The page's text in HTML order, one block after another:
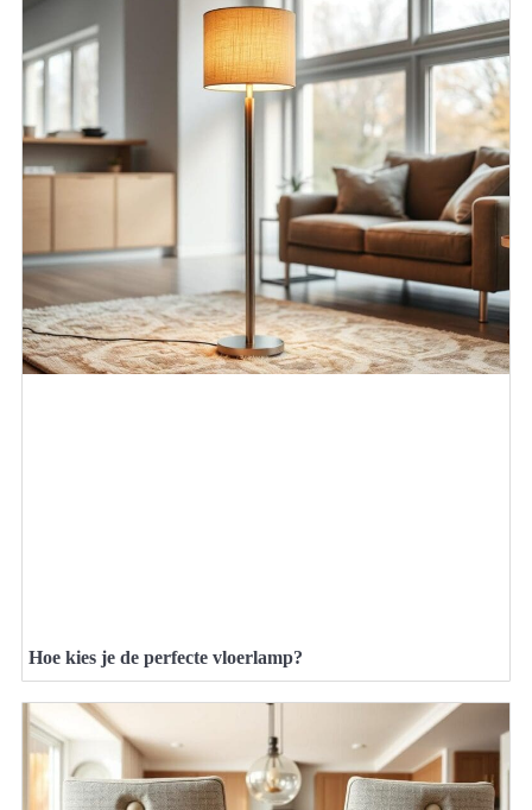
Hoe kies je de perfecte vloerlamp?